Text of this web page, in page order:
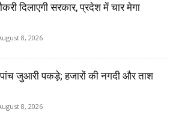
दिलाएगी सरकार, प्रदेश में चार मेगा
8, 2026
जुआरी पकड़े; हजारों की नगदी और ताश
8, 2026